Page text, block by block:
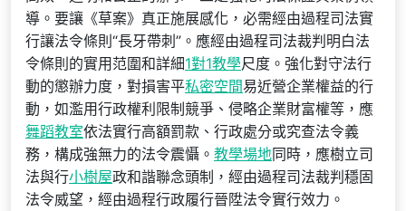
導。要讓《草案》真正施展感化，必需經由過程司法實
行讓法令條則“長牙帶刺”。應經由過程司法裁判明白法
令條則的實用范圍和詳細1對1教學尺度。強化對守法行
動的懲辦力度，對損害平私密空間易近營企業權益的行
動，如濫用行政權利限制競爭、侵略企業財富權等，應
舞蹈教室依法實行高額罰款、行政處分或究查法令義
務，構成強無力的法令震懾。 教學場地同時，應樹立司
法與行小樹屋政和諧聯念頭制，經由過程司法裁判穩固
法令威望，經由過程行政履行晉陞法令實行效力。